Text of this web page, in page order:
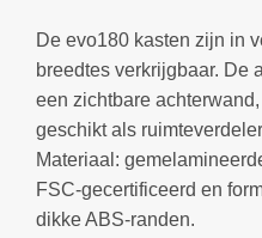
De evo180 kasten zijn in
breedtes verkrijgbaar. De
een zichtbare
geschikt als
Materiaal:
FSC-gecertificeerd en
dikke ABS-randen.